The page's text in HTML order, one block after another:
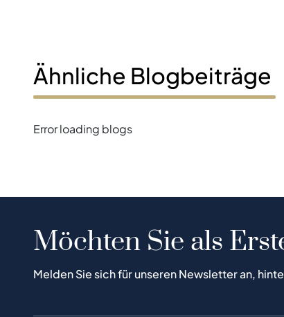
Ähnliche Blogbeiträge
Error loading blogs
Möchten Sie als
Melden Sie sich für unseren Newsletter an,